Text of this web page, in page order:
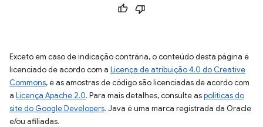
Exceto em caso de indicação contrária, o conteúdo desta página é
licenciado de acordo com a Licença de atribuição 4.0 do Creative
Commons, e as amostras de código são licenciadas de acordo com
a Licença Apache 2.0. Para mais detalhes, consulte aspolíticas do
site do Google Developers. Java é uma marca registrada da Oracle
e/ou afiliadas.